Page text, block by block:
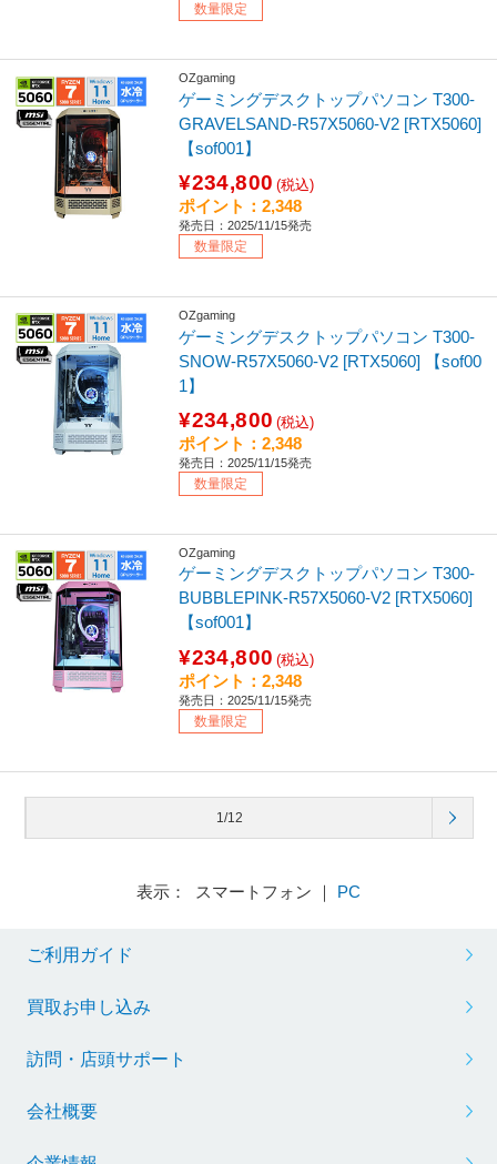
数量限定
OZgaming
ゲーミングデスクトップパソコン T300-
GRAVELSAND-R57X5060-V2 [RTX5060]
【sof001】
¥234,800 (税込)
ポイント：2,348
発売日：2025/11/15発売
数量限定
OZgaming
ゲーミングデスクトップパソコン T300-
SNOW-R57X5060-V2 [RTX5060] 【sof00
1】
¥234,800 (税込)
ポイント：2,348
発売日：2025/11/15発売
数量限定
OZgaming
ゲーミングデスクトップパソコン T300-
BUBBLEPINK-R57X5060-V2 [RTX5060]
【sof001】
¥234,800 (税込)
ポイント：2,348
発売日：2025/11/15発売
数量限定
1/12
表示： スマートフォン ｜ PC
ご利用ガイド
買取お申し込み
訪問・店頭サポート
会社概要